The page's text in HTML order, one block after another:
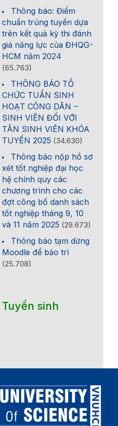
Thông báo: Điểm
chuẩn trúng tuyển dựa
trên kết quả kỳ thi đánh
giá năng lực của ĐHQG-
HCM năm 2024
(65.763)
THÔNG BÁO TỔ
CHỨC TUẦN SINH
HOẠT CÔNG DÂN –
SINH VIÊN ĐỐI VỚI
TÂN SINH VIÊN KHÓA
TUYỂN 2025 (34.630)
Thông báo nộp hồ sơ
xét tốt nghiệp đại học
hệ chính quy các
chương trình cho các
đợt công bố danh sách
tốt nghiệp tháng 9, 10
và 11 năm 2025 (29.673)
Thông báo tạm dừng
Moodle để bảo trì
(25.708)
Tuyển sinh